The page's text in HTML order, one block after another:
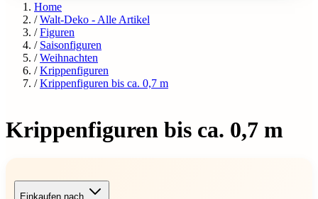
Home
/ Walt-Deko - Alle Artikel
/ Figuren
/ Saisonfiguren
/ Weihnachten
/ Krippenfiguren
/ Krippenfiguren bis ca. 0,7 m
Krippenfiguren bis ca. 0,7 m
Einkaufen nach